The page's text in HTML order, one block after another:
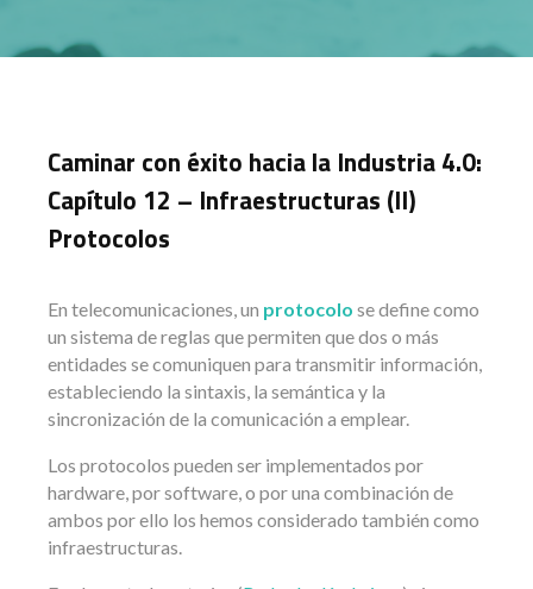
Caminar con éxito hacia la Industria 4.0:
Capítulo 12 – Infraestructuras (II)
Protocolos
En telecomunicaciones, un protocolo se define como
un sistema de reglas que permiten que dos o más
entidades se comuniquen para transmitir información,
estableciendo la sintaxis, la semántica y la
sincronización de la comunicación a emplear.
Los protocolos pueden ser implementados por
hardware, por software, o por una combinación de
ambos por ello los hemos considerado también como
infraestructuras.